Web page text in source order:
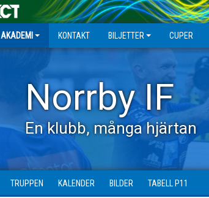
AKADEMI KONTAKT BILJETTER CUPER
Norrby IF
En klubb, många hjärtan
TRUPPEN KALENDER BILDER TABELL P11